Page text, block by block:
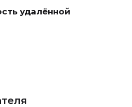
удалённой